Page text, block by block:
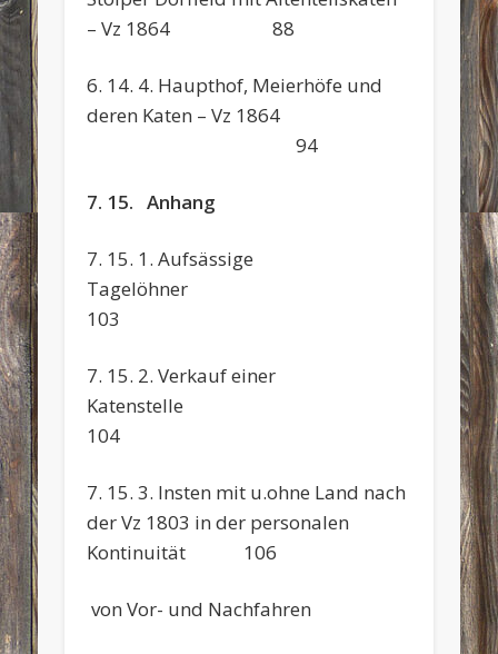
– Vz 1864 88
6. 14. 4. Haupthof, Meierhöfe und
deren Katen – Vz 1864
94
7. 15. Anhang
7. 15. 1. Aufsässige
103
7. 15. 2. Verkauf einer
104
7. 15. 3. Insten mit u.ohne Land nach
der Vz 1803 in der personalen
Kontinuität 106
von Vor- und Nachfahren